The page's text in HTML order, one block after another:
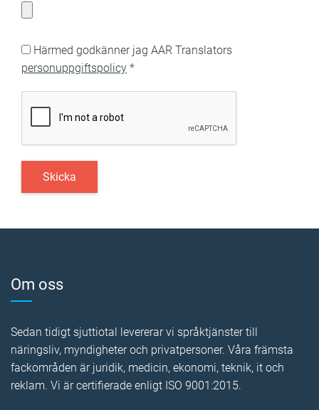
Härmed godkänner jag AAR Translators
personuppgiftspolicy *
Om oss
Sedan tidigt sjuttiotal levererar vi språktjänster till
näringsliv, myndigheter och privatpersoner. Våra främsta
fackområden är juridik, medicin, ekonomi, teknik, it och
reklam. Vi är certifierade enligt ISO 9001:2015.